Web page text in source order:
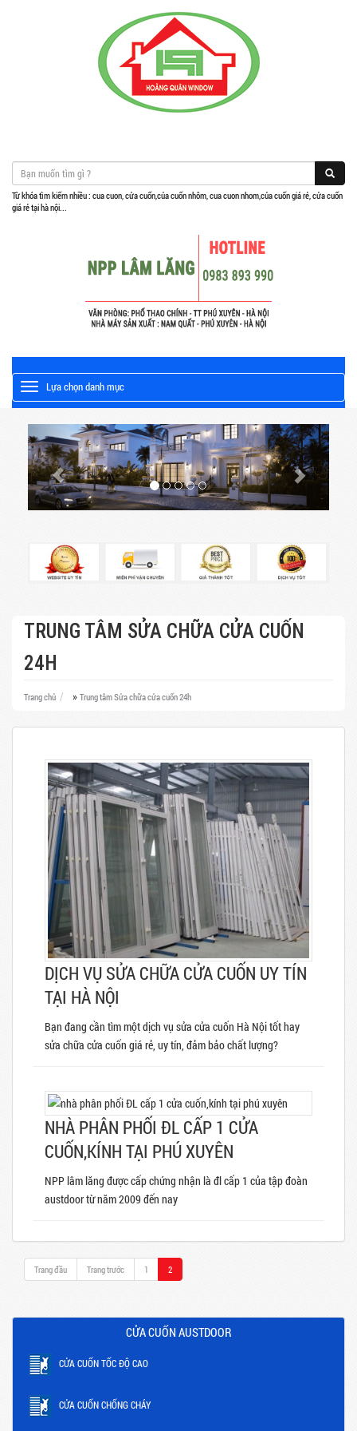
Từ khóa tìm kiếm nhiều : cua cuon, cửa cuốn,của cuốn nhôm, cua cuon nhom,của cuốn giá rẻ, cửa cuốn
giá rẻ tại hà nội...
ToggleLựa chọn danh mục
TRUNG TÂM SỬA CHỮA CỬA CUỐN
24H
Trang chủ » Trung tâm Sửa chữa cửa cuốn 24h
DỊCH VỤ SỬA CHỮA CỬA CUỐN UY TÍN
TẠI HÀ NỘI
Bạn đang cần tìm một dịch vụ sửa cửa cuốn Hà Nội tốt hay
sửa chữa cửa cuốn giá rẻ, uy tín, đảm bảo chất lượng?
NHÀ PHÂN PHỐI ĐL CẤP 1 CỬA
CUỐN,KÍNH TẠI PHÚ XUYÊN
NPP lâm lăng được cấp chứng nhận là đl cấp 1 của tập đoàn
austdoor từ năm 2009 đến nay
Trang đầu Trang trước 1 2
CỬA CUỐN AUSTDOOR
CỬA CUỐN TỐC ĐỘ CAO
CỬA CUỐN CHỐNG CHÁY